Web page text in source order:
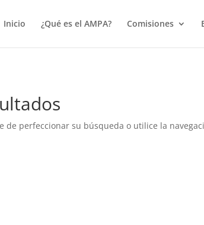
Inicio
¿Qué es el AMPA? Comisiones
de perfeccionar su búsqueda o utilice la